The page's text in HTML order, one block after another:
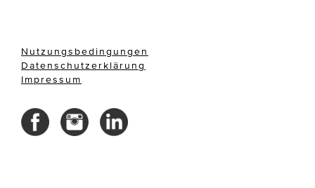
Nutzungsbedingungen
Datenschutzerklärung
Impressum